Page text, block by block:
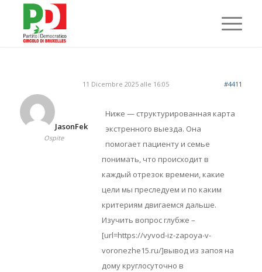
11 Dicembre 2025 alle 16:05 #4411
JasonFek
Ospite
Ниже — структурированная карта
экстренного выезда. Она
помогает пациенту и семье
понимать, что происходит в
каждый отрезок времени, какие
цели мы преследуем и по каким
критериям двигаемся дальше.
Изучить вопрос глубже –
[url=https://vyvod-iz-zapoya-v-
voronezhe15.ru/]вывод из запоя на
дому круглосуточно в